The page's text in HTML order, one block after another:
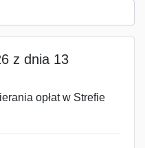
z dnia 13
opłat w Strefie